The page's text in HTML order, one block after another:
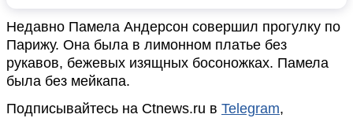
Недавно Памела Андерсон совершил прогулку по
Парижу. Она была в лимонном платье без
рукавов, бежевых изящных босоножках. Памела
была без мейкапа.
Подписывайтесь на Ctnews.ru в Telegram,